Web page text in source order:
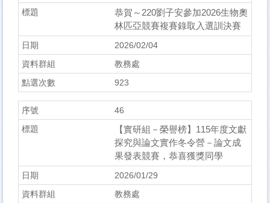
恭賀～220劉子安參加2026生物奧
林匹亞競賽複賽錄取入選訓決賽
2026/02/04
教務處
923
46
【實研組－榮譽榜】115年度文獻
探究與論文實作冬令營－論文成
果發表競賽，恭喜獲獎同學
2026/01/29
教務處